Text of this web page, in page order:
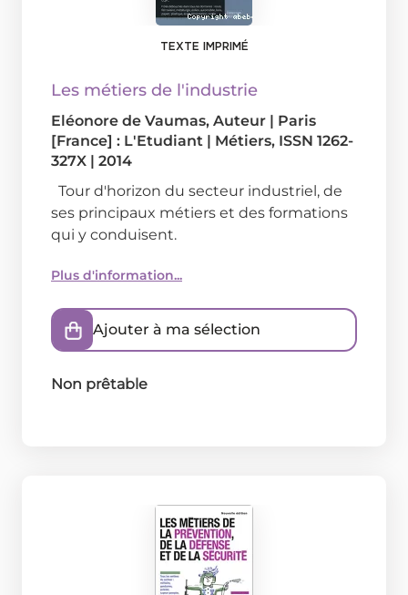
TEXTE IMPRIMÉ
Les métiers de l'industrie
Eléonore de Vaumas, Auteur | Paris
[France] : L'Etudiant | Métiers, ISSN 1262-
327X | 2014
Tour d'horizon du secteur industriel, de
ses principaux métiers et des formations
qui y conduisent.
Plus d'information...
Ajouter à ma sélection
Non prêtable